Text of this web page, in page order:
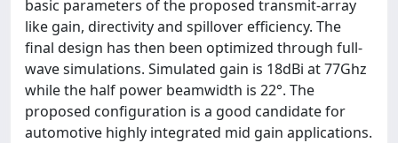
basic parameters of the proposed transmit-array
like gain, directivity and spillover efficiency. The
final design has then been optimized through full-
wave simulations. Simulated gain is 18dBi at 77Ghz
while the half power beamwidth is 22°. The
proposed configuration is a good candidate for
automotive highly integrated mid gain applications.